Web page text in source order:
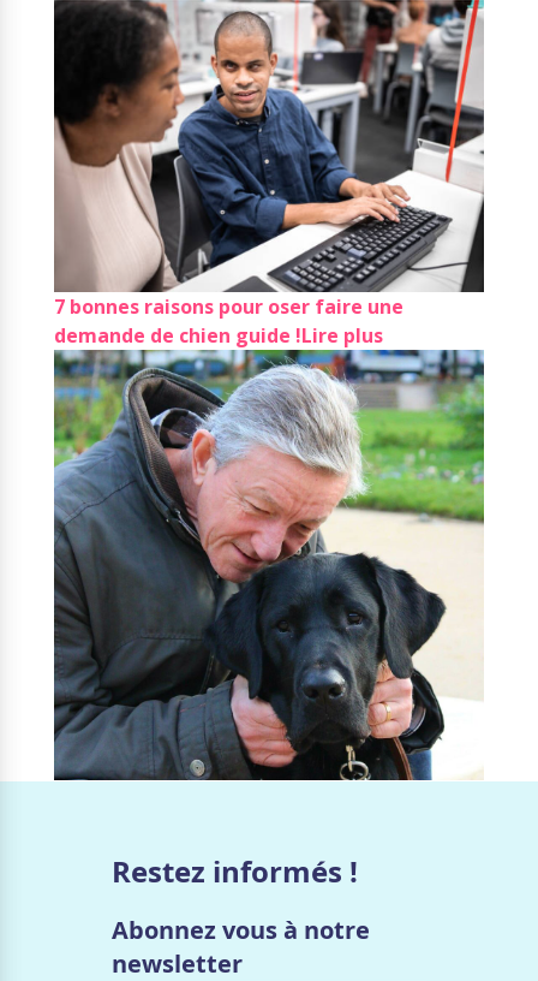
7 bonnes raisons pour oser faire une
demande de chien guide !Lire plus
Restez informés !
Abonnez vous à notre
newsletter